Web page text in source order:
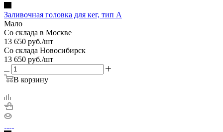
Заливочная головка для кег, тип А
Мало
Со склада в Москве
13 650 руб./шт
Со склада Новосибирск
13 650 руб./шт
В корзину